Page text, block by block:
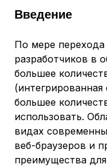
Введение
По мере
разработчиков в
большее
большее
использовать.
видах
веб-браузеров и
преимущества